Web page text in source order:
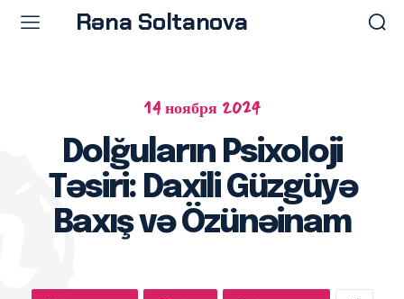
Ana səhifə
Prosedurlar
Məqalələr
Doktor Rəna
Ana səhifə
Prosedurlar
Məqalələr
Doktor Rəna
Rəna Soltanova
14 ноября 2024
Dolğuların Psixoloji
Təsiri: Daxili Güzgüyə
Baxış və Özünəinam